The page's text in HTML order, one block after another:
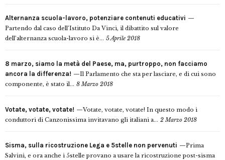
Alternanza scuola-lavoro, potenziare contenuti educativi
Partendo dal caso dell’Istituto Da Vinci, il dibattito sul valore
dell’alternanza scuola-lavoro si è... 5 Aprile 2018
8 marzo, siamo la metà del Paese, ma, purtroppo, non facciamo
ancora la differenza!
Il Parlamento che sta per lasciare, e di cui sono
componente, è stato il... 8 Marzo 2018
Votate, votate, votate!
Votate, votate, votate! In questo modo i
conduttori di Canzonissima invitavano gli italiani a... 2 Marzo 2018
Sisma, sulla ricostruzione Lega e 5stelle non pervenuti
Prima
Salvini, e ora anche i 5stelle provano a usare la ricostruzione post-sisma